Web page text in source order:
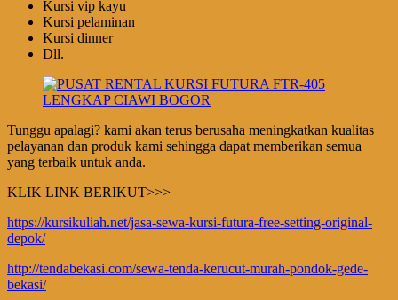
Kursi vip kayu
Kursi pelaminan
Kursi dinner
Dll.
Tunggu apalagi? kami akan terus berusaha meningkatkan kualitas
pelayanan dan produk kami sehingga dapat memberikan semua
yang terbaik untuk anda.
KLIK LINK BERIKUT>>>
https://kursikuliah.net/jasa-sewa-kursi-futura-free-setting-original-
depok/
http://tendabekasi.com/sewa-tenda-kerucut-murah-pondok-gede-
bekasi/